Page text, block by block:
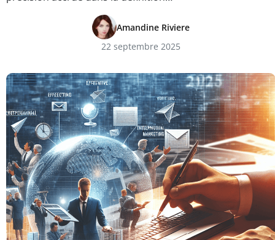
Amandine Riviere
22 septembre 2025